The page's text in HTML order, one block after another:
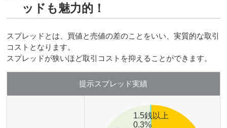
1日
26年7月の1日平均 26年7月実績
ッドも魅力的！
スプレッドとは、買値と売値の差のことをいい、実質的な取引
コストとなります。
スプレッドが狭いほど取引コストを抑えることができます。
提示スプレッド実績